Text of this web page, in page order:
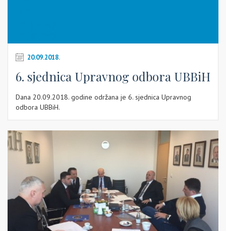
20.09.2018.
6. sjednica Upravnog odbora UBBiH
Dana 20.09.2018. godine održana je 6. sjednica Upravnog
odbora UBBiH.